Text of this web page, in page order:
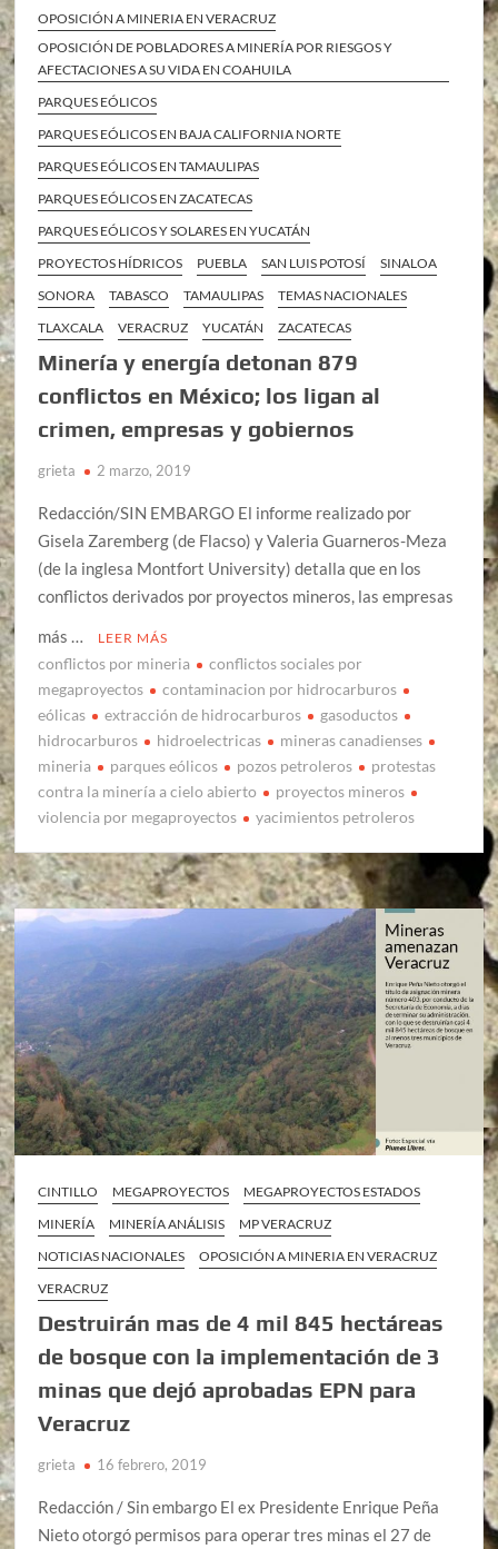
OPOSICIÓN A MINERIA EN VERACRUZ
OPOSICIÓN DE POBLADORES A MINERÍA POR RIESGOS Y
AFECTACIONES A SU VIDA EN COAHUILA
PARQUES EÓLICOS
PARQUES EÓLICOS EN BAJA CALIFORNIA NORTE
PARQUES EÓLICOS EN TAMAULIPAS
PARQUES EÓLICOS EN ZACATECAS
PARQUES EÓLICOS Y SOLARES EN YUCATÁN
PROYECTOS HÍDRICOS
PUEBLA SAN LUIS POTOSÍ
SINALOA
SONORA
TABASCO TAMAULIPAS
TEMAS NACIONALES
TLAXCALA
VERACRUZ YUCATÁN ZACATECAS
Minería y energía detonan 879
conflictos en México; los ligan al
crimen, empresas y gobiernos
grieta 2 marzo, 2019
Redacción/SIN EMBARGO El informe realizado por
Gisela Zaremberg (de Flacso) y Valeria Guarneros-Meza
(de la inglesa Montfort University) detalla que en los
conflictos derivados por proyectos mineros, las empresas
más …
LEER MÁS
conflictos por mineria
conflictos sociales por
megaproyectos
contaminacion por hidrocarburos
eólicas
extracción de hidrocarburos
gasoductos
hidrocarburos
hidroelectricas
mineras canadienses
mineria
parques eólicos pozos petroleros
protestas
contra la minería a cielo abierto
proyectos mineros
violencia por megaproyectos
yacimientos petroleros
CINTILLO MEGAPROYECTOS
MEGAPROYECTOS ESTADOS
MINERÍA
MINERÍA ANÁLISIS
MP VERACRUZ
NOTICIAS NACIONALES
OPOSICIÓN A MINERIA EN VERACRUZ
VERACRUZ
Destruirán mas de 4 mil 845 hectáreas
de bosque con la implementación de 3
minas que dejó aprobadas EPN para
Veracruz
grieta 16 febrero, 2019
Redacción / Sin embargo El ex Presidente Enrique Peña
Nieto otorgó permisos para operar tres minas el 27 de